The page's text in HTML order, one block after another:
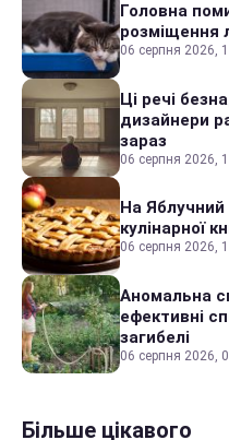
Головна
розміщення
06 серпня 2026,
Ці речі
дизайнери
зараз
06 серпня 2026,
На Яблучний
кулінарної
06 серпня 2026,
Аномальна
ефективні
загибелі
06 серпня 2026,
Більше цікавого